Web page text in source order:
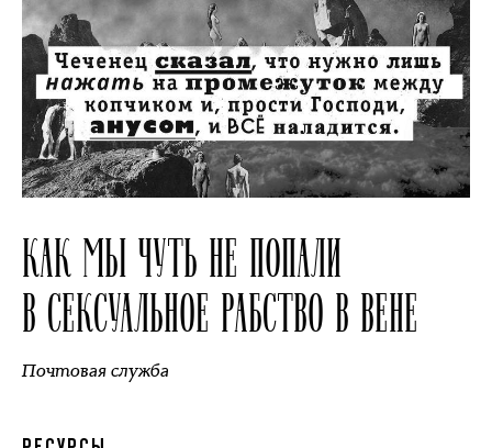
КАК МЫ ЧУТЬ НЕ ПОПАЛИ
В СЕКСУАЛЬНОЕ РАБСТВО В ВЕНЕ
Почтовая служба